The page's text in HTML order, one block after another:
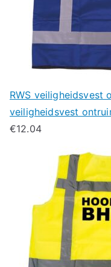
RWS veiligheidsvest
veiligheidsvest
€12.04